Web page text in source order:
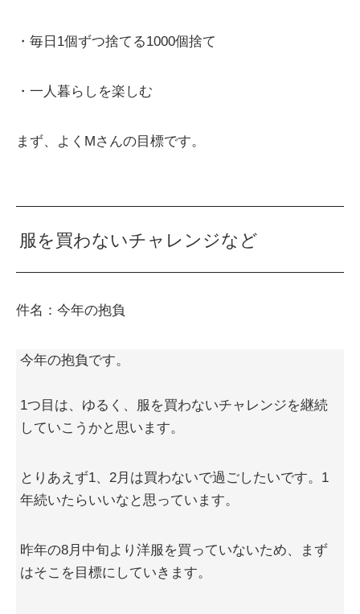
・毎日1個ずつ捨てる1000個捨て
・一人暮らしを楽しむ
まず、よくMさんの目標です。
服を買わないチャレンジなど
件名：今年の抱負
今年の抱負です。
1つ目は、ゆるく、服を買わないチャレンジを継続
していこうかと思います。
とりあえず1、2月は買わないで過ごしたいです。1
年続いたらいいなと思っています。
昨年の8月中旬より洋服を買っていないため、まず
はそこを目標にしていきます。